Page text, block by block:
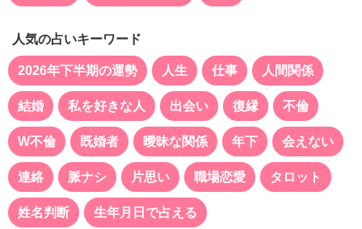
人気の占いキーワード
2026年下半期の運勢 人生 仕事 人間関係
結婚 私を好きな人 出会い 復縁 不倫
W不倫 既婚者 曖昧な関係 年下 会えない
連絡 脈ナシ 片思い 職場恋愛 タロット
姓名判断 生年月日で占える